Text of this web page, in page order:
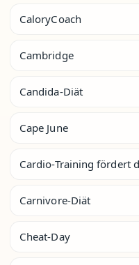
CaloryCoach
Cambridge
Candida-Diät
Cape June
Cardio-Training fördert
Carnivore-Diät
Cheat-Day